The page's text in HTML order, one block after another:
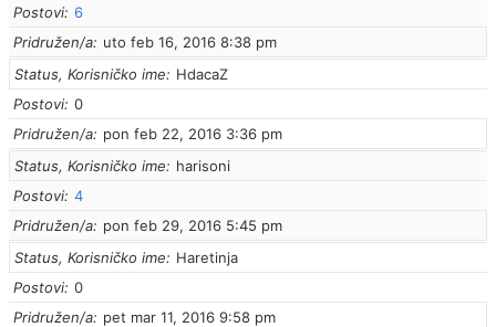
Postovi 6
Pridružen/a
uto feb 16, 2016 8:38 pm
Status, Korisničko ime
HdacaZ
Postovi 0
Pridružen/a
pon feb 22, 2016 3:36 pm
Status, Korisničko ime
harisoni
Postovi 4
Pridružen/a
pon feb 29, 2016 5:45 pm
Status, Korisničko ime
Haretinja
Postovi 0
Pridružen/a
pet mar 11, 2016 9:58 pm